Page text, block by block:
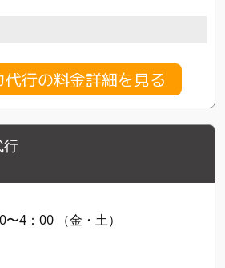
行の料金詳細を見る
行
〜4：00 （金・土）